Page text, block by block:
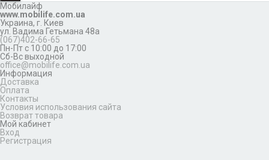
Мобилайф
www.mobilife.com.ua
Украина, г. Киев
ул. Вадима Гетьмана 48а
(067)402-66-65
Пн-Пт с 10:00 до 17:00
Сб-Вс выходной
office@mobilife.com.ua
Информация
Доставка
Оплата
Контакты
Условия использования сайта
Возврат товара
Мой кабинет
Вход
Регистрация